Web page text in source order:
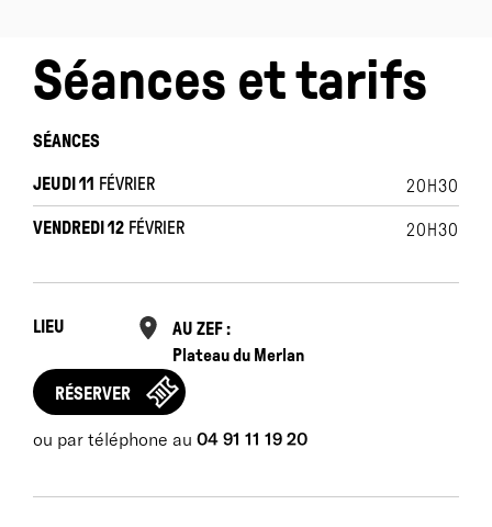
Séances et tarifs
SÉANCES
JEUDI 11 FÉVRIER 20H30
VENDREDI 12 FÉVRIER 20H30
LIEU
AU ZEF :
Plateau du Merlan
RÉSERVER
ou par téléphone au 04 91 11 19 20